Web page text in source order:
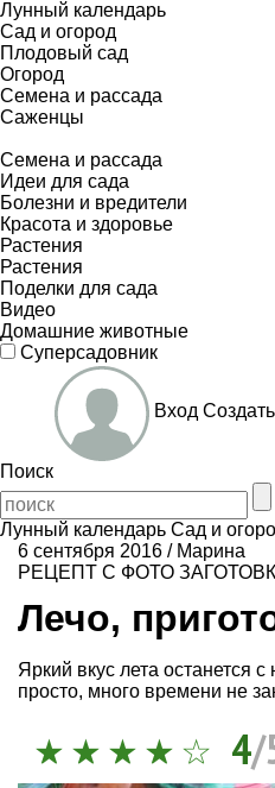
Лунный календарь
Сад и огород
Плодовый сад
Огород
Семена и рассада
Саженцы
Семена и рассада
Идеи для сада
Болезни и вредители
Красота и здоровье
Растения
Растения
Поделки для сада
Видео
Домашние животные
Суперсадовник
Вход Создать
Поиск
Лунный календарь Сад и
6 сентября 2016 / Марина
РЕЦЕПТ С ФОТО
Лечо,
Яркий вкус лета останется
просто, много времени не
4/